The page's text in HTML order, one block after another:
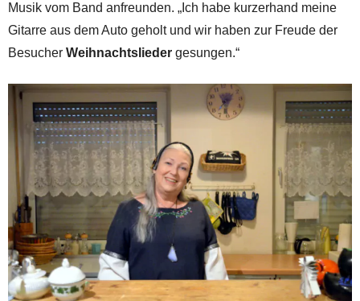
Musik vom Band anfreunden. „Ich habe kurzerhand meine
Gitarre aus dem Auto geholt und wir haben zur Freude der
Besucher Weihnachtslieder gesungen.“